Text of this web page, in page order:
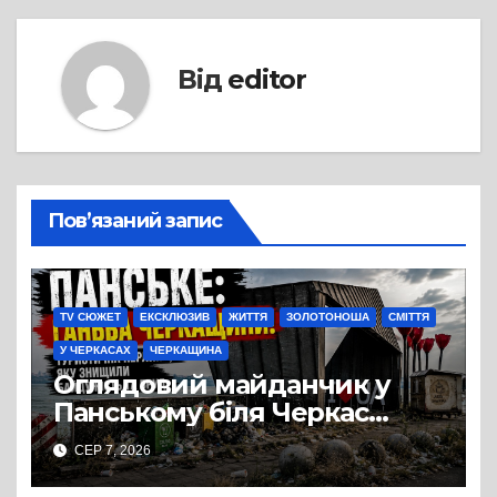
Від editor
Пов’язаний запис
TV СЮЖЕТ ЕКСКЛЮЗИВ ЖИТТЯ ЗОЛОТОНОША СМІТТЯ
У ЧЕРКАСАХ ЧЕРКАЩИНА
Оглядовий майданчик у
Панському біля Черкас
перетворився на занедбане
сміттєзвалище
СЕР 7, 2026